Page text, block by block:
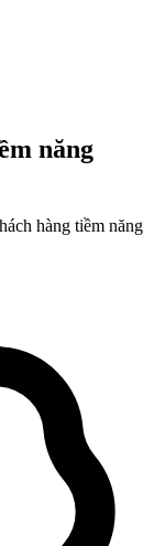
năng
hàng tiềm năng